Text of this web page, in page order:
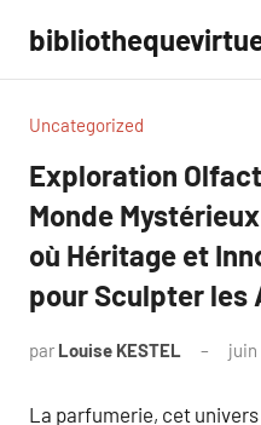
contenu
Uncategorized
Exploration
Monde
où Héritage et
pour Sculpter les
par Louise KESTEL juin
La parfumerie, cet